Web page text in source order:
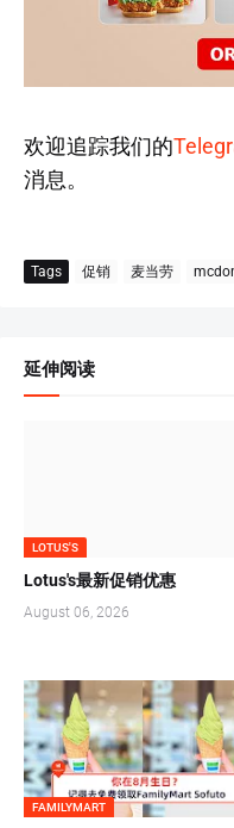
欢迎追踪我们的
消息。
Tags 促销 麦当劳
延伸阅读
LOTUS'S
Lotus's最新促销优惠
August 06, 2026
FAMILYMART